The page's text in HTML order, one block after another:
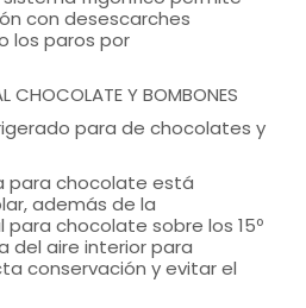
con desescarches
los paros por
CHOCOLATE Y BOMBONES
para de chocolates y
para chocolate está
además de la
chocolate sobre los 15º
del aire interior para
conservación y evitar el